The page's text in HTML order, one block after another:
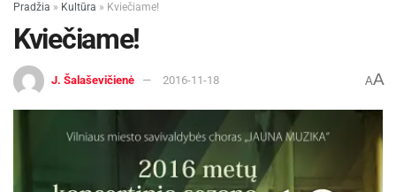
Pradžia » Kultūra » Kviečiame!
Kviečiame!
J. Šalaševičienė 2016-11-18 AA